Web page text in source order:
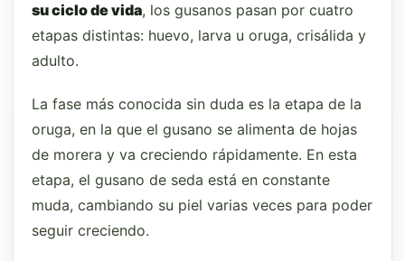
su ciclo de vida, los gusanos pasan por cuatro
etapas distintas: huevo, larva u oruga, crisálida y
adulto.
La fase más conocida sin duda es la etapa de la
oruga, en la que el gusano se alimenta de hojas
de morera y va creciendo rápidamente. En esta
etapa, el gusano de seda está en constante
muda, cambiando su piel varias veces para poder
seguir creciendo.